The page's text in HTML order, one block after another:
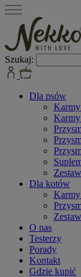
Szukaj:
Dla psów
Karmy
Karmy
Dla kotów
O nas
Testerzy
Porady
Kontakt
Gdzie kupić